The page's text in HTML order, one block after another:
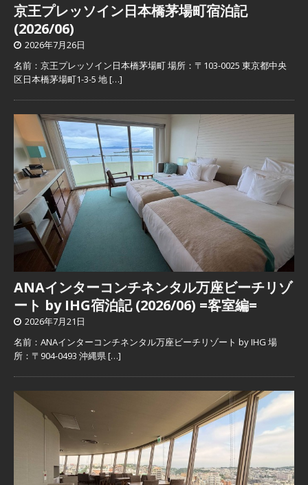
京王プレッソイン日本橋茅場町宿泊記
(2026/06)
2026年7月26日
名前：京王プレッソイン日本橋茅場町 場所：〒103-0025 東京都中央
区日本橋茅場町1-3-5 地[…]
ANAインターコンチネンタル万座ビーチリゾ
ート by IHG宿泊記 (2026/06) =客室編=
2026年7月21日
名前：ANAインターコンチネンタル万座ビーチリゾート by IHG 場
所：〒904-0493 沖縄県[…]